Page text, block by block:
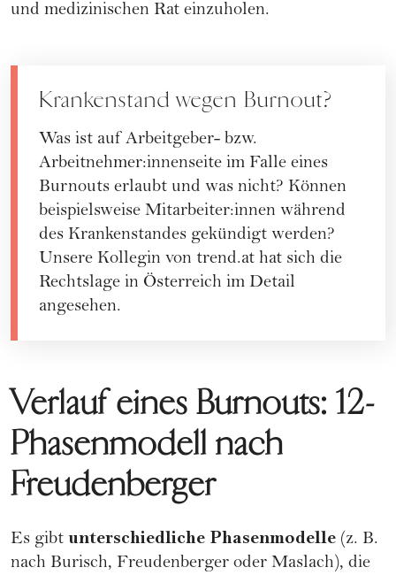
und medizinischen Rat einzuholen.
Krankenstand wegen Burnout?
Was ist auf Arbeitgeber- bzw.
Arbeitnehmer:innenseite im Falle eines
Burnouts erlaubt und was nicht? Können
beispielsweise Mitarbeiter:innen während
des Krankenstandes gekündigt werden?
Unsere Kollegin von trend.at hat sich die
Rechtslage in Österreich im Detail
angesehen.
Verlauf eines Burnouts: 12-
Phasenmodell nach
Freudenberger
Es gibt unterschiedliche Phasenmodelle (z. B.
nach Burisch, Freudenberger oder Maslach), die